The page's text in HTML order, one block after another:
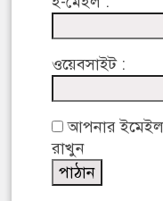
ওয়েবসাইট :
আপনার ইমেইল
রাখুন